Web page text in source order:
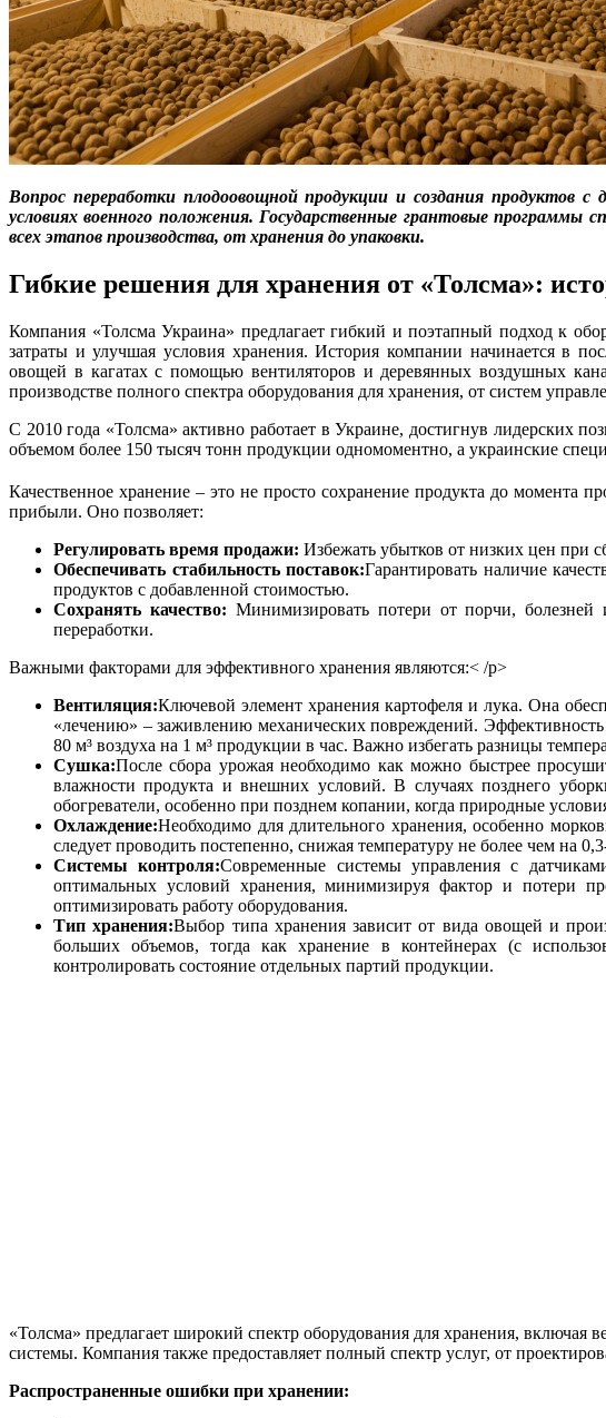
Вопрос переработки плодоовощной продукции и создания продуктов с
условиях военного положения. Государственные грантовые программы
всех этапов производства, от хранения до упаковки.
Гибкие решения для хранения от «Толсма»:
Компания «Толсма Украина» предлагает гибкий и поэтапный подход к
затраты и улучшая условия хранения. История компании начинается в
овощей в кагатах с помощью вентиляторов и деревянных воздушных
производстве полного спектра оборудования для хранения, от систем
С 2010 года «Толсма» активно работает в Украине, достигнув лидерских
объемом более 150 тысяч тонн продукции одномоментно, а украинские
Качественное хранение – это не просто сохранение продукта до момента
прибыли. Оно позволяет:
Регулировать время продажи: Избежать убытков от низких цен при
Обеспечивать стабильность поставок:Гарантировать наличие
продуктов с добавленной стоимостью.
Сохранять качество: Минимизировать потери от порчи, болезней
переработки.
Важными факторами для эффективного хранения являются:< /p>
Вентиляция:Ключевой элемент хранения картофеля и лука. Она
«лечению» – заживлению механических повреждений.
80 м³ воздуха на 1 м³ продукции в час. Важно избегать разницы
Сушка:После сбора урожая необходимо как можно быстрее
влажности продукта и внешних условий. В случаях позднего
обогреватели, особенно при позднем копании, когда природные
Охлаждение:Необходимо для длительного хранения, особенно
следует проводить постепенно, снижая температуру не более чем на
Системы контроля:Современные системы управления с
оптимальных условий хранения, минимизируя фактор и потери
оптимизировать работу оборудования.
Тип хранения:Выбор типа хранения зависит от вида овощей и
больших объемов, тогда как хранение в контейнерах (с
контролировать состояние отдельных партий продукции.
«Толсма» предлагает широкий спектр оборудования для хранения,
системы. Компания также предоставляет полный спектр услуг, от
Распространенные ошибки при хранении: